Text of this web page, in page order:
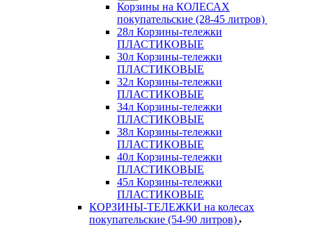
Корзины на КОЛЕСАХ
покупательские (28-45 литров)
28л Корзины-тележки
ПЛАСТИКОВЫЕ
30л Корзины-тележки
ПЛАСТИКОВЫЕ
32л Корзины-тележки
ПЛАСТИКОВЫЕ
34л Корзины-тележки
ПЛАСТИКОВЫЕ
38л Корзины-тележки
ПЛАСТИКОВЫЕ
40л Корзины-тележки
ПЛАСТИКОВЫЕ
45л Корзины-тележки
ПЛАСТИКОВЫЕ
КОРЗИНЫ-ТЕЛЕЖКИ на колесах
покупательские (54-90 литров)